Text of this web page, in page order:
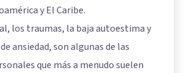
y El Caribe.
los traumas, la baja autoestima y
ansiedad, son algunas de las
que más a menudo suelen